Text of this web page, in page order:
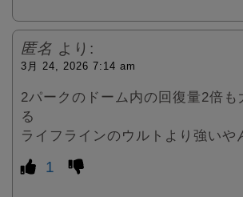
匿名 より:
3月 24, 2026 7:14 am
2パークのドーム内の回復量2倍も
る
ライフラインのウルトより強いや
1